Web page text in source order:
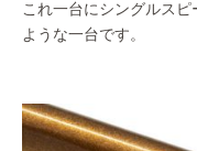
これ一台にシングルス
ような一台です。